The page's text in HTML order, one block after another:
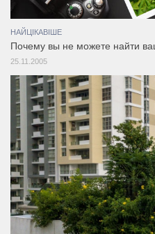
НАЙЦІКАВІШЕ
Почему вы не можете найти
25.11.2005